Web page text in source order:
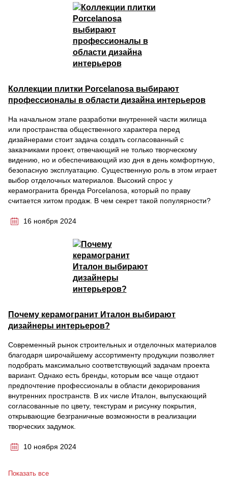
Коллекции плитки Porcelanosa выбирают
профессионалы в области дизайна интерьеров
На начальном этапе разработки внутренней части жилища
или пространства общественного характера перед
дизайнерами стоит задача создать согласованный с
заказчиками проект, отвечающий не только творческому
видению, но и обеспечивающий изо дня в день комфортную,
безопасную эксплуатацию. Существенную роль в этом играет
выбор отделочных материалов. Высокий спрос у
керамогранита бренда Porcelanosa, который по праву
считается хитом продаж. В чем секрет такой популярности?
16 ноября 2024
Почему керамогранит Италон выбирают
дизайнеры интерьеров?
Современный рынок строительных и отделочных материалов
благодаря широчайшему ассортименту продукции позволяет
подобрать максимально соответствующий задачам проекта
вариант. Однако есть бренды, которым все чаще отдают
предпочтение профессионалы в области декорирования
внутренних пространств. В их числе Италон, выпускающий
согласованные по цвету, текстурам и рисунку покрытия,
открывающие безграничные возможности в реализации
творческих задумок.
10 ноября 2024
Показать все